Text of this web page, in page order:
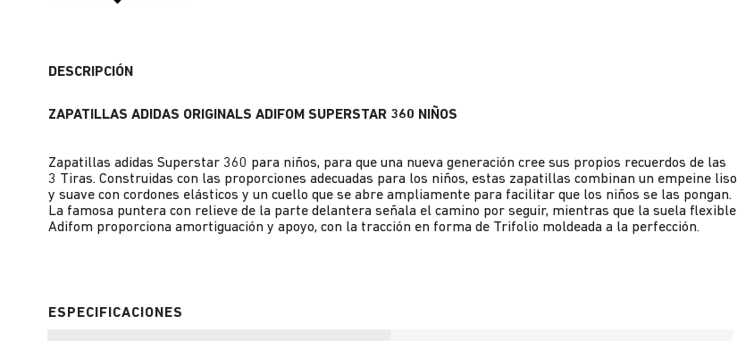
DESCRIPCIÓN
ZAPATILLAS ADIDAS ORIGINALS ADIFOM SUPERSTAR 360 NIÑOS
Zapatillas adidas Superstar 360 para niños, para que una nueva generación cree sus propios recuerdos de las
3 Tiras. Construidas con las proporciones adecuadas para los niños, estas zapatillas combinan un empeine liso
y suave con cordones elásticos y un cuello que se abre ampliamente para facilitar que los niños se las pongan.
La famosa puntera con relieve de la parte delantera señala el camino por seguir, mientras que la suela flexible
Adifom proporciona amortiguación y apoyo, con la tracción en forma de Trifolio moldeada a la perfección.